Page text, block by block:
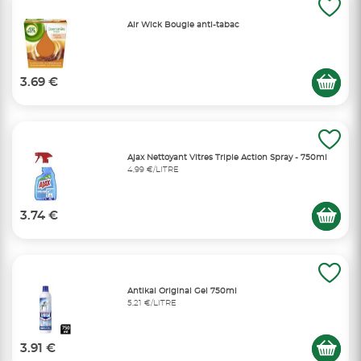
Air Wick Bougie anti-tabac
3.69 €
Ajax Nettoyant Vitres Triple Action Spray - 750ml
4,99 €/LITRE
3.74 €
Antikal Original Gel 750ml
5,21 €/LITRE
3.91 €